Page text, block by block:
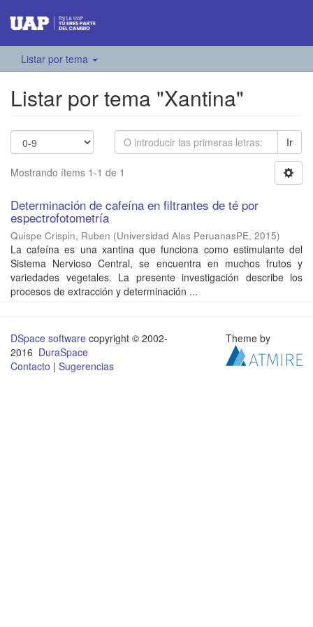
Listar por tema
Listar por tema "Xantina"
Ir
Mostrando ítems 1-1 de 1
Determinación de cafeína en filtrantes de té por
espectrofotometría
Quispe Crispin, Ruben (Universidad Alas PeruanasPE, 2015)
La cafeína es una xantina que funciona como estimulante del
Sistema Nervioso Central, se encuentra en muchos frutos y
variedades vegetales. La presente investigación describe los
procesos de extracción y determinación ...
DSpace software copyright © 2002-
2016 DuraSpace
Contacto | Sugerencias
Theme by